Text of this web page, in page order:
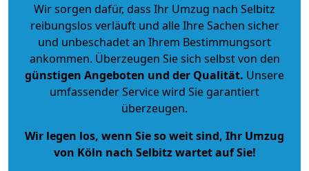
Wir sorgen dafür, dass Ihr Umzug nach Selbitz
reibungslos verläuft und alle Ihre Sachen sicher
und unbeschadet an Ihrem Bestimmungsort
ankommen. Überzeugen Sie sich selbst von den
günstigen Angeboten und der Qualität. Unsere
umfassender Service wird Sie garantiert
überzeugen.
Wir legen los, wenn Sie so weit sind, Ihr Umzug
von Köln nach Selbitz wartet auf Sie!